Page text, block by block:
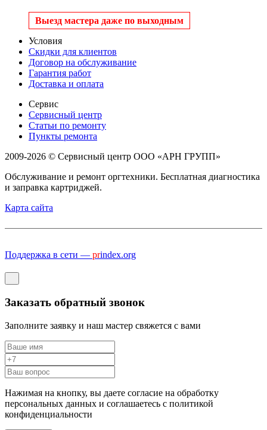
Выезд мастера даже по выходным
Условия
Скидки для клиентов
Договор на обслуживание
Гарантия работ
Доставка и оплата
Сервис
Сервисный центр
Статьи по ремонту
Пункты ремонта
2009-2026 © Сервисный центр ООО «АРН ГРУПП»
Обслуживание и ремонт оргтехники. Бесплатная диагностика
и заправка картриджей.
Карта сайта
Поддержка в сети — prindex.org
Заказать обратный звонок
Заполните заявку и наш мастер свяжется с вами
Нажимая на кнопку, вы даете согласие на обработку
персональных данных и соглашаетесь c политикой
конфиденциальности